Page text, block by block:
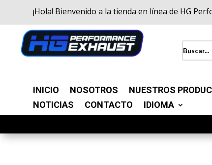
¡Hola! Bienvenido a la tienda en línea de HG
INICIO NOSOTROS NUESTROS
NOTICIAS
CONTACTO IDIOMA